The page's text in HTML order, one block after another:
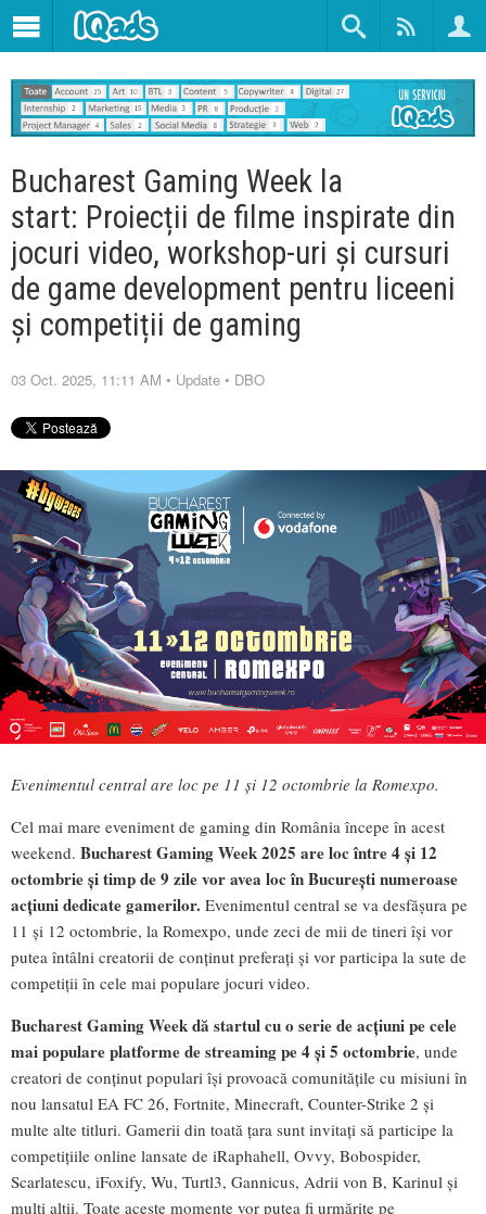
Bucharest Gaming Week la
start: Proiecții de filme inspirate din
jocuri video, workshop-uri și cursuri
de game development pentru liceeni
și competiții de gaming
03 Oct. 2025, 11:11 AM • Update • DBO
Evenimentul central are loc pe 11 și 12 octombrie la Romexpo.
Cel mai mare eveniment de gaming din România începe în acest
weekend. Bucharest Gaming Week 2025 are loc între 4 și 12
octombrie și timp de 9 zile vor avea loc în București numeroase
acțiuni dedicate gamerilor. Evenimentul central se va desfășura pe
11 și 12 octombrie, la Romexpo, unde zeci de mii de tineri își vor
putea întâlni creatorii de conținut preferați și vor participa la sute de
competiții în cele mai populare jocuri video.
Bucharest Gaming Week dă startul cu o serie de acțiuni pe cele
mai populare platforme de streaming pe 4 și 5 octombrie, unde
creatori de conținut populari își provoacă comunitățile cu misiuni în
nou lansatul EA FC 26, Fortnite, Minecraft, Counter-Strike 2 și
multe alte titluri. Gamerii din toată țara sunt invitați să participe la
competițiile online lansate de iRaphahell, Ovvy, Bobospider,
Scarlatescu, iFoxify, Wu, Turtl3, Gannicus, Adrii von B, Karinul și
mulți alții. Toate aceste momente vor putea fi urmărite pe